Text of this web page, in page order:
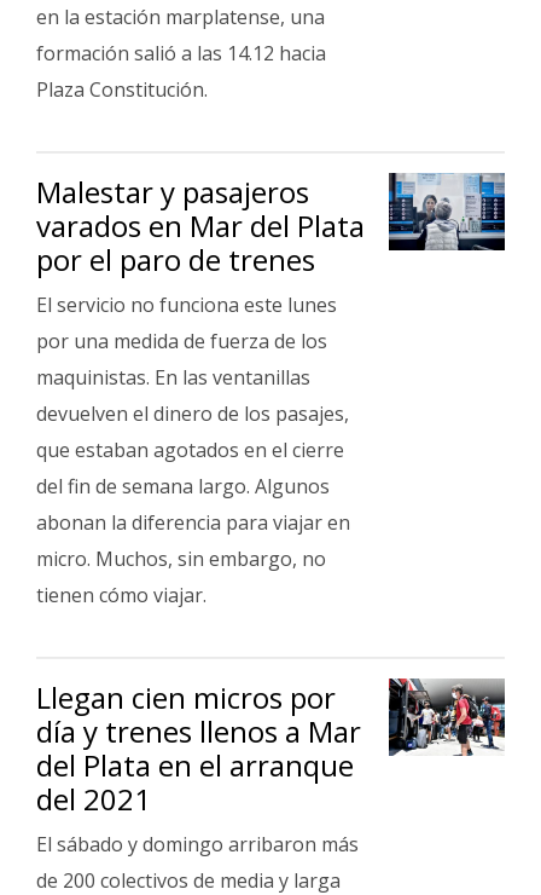
en la estación marplatense, una
formación salió a las 14.12 hacia
Plaza Constitución.
Malestar y pasajeros
varados en Mar del Plata
por el paro de trenes
El servicio no funciona este lunes
por una medida de fuerza de los
maquinistas. En las ventanillas
devuelven el dinero de los pasajes,
que estaban agotados en el cierre
del fin de semana largo. Algunos
abonan la diferencia para viajar en
micro. Muchos, sin embargo, no
tienen cómo viajar.
Llegan cien micros por
día y trenes llenos a Mar
del Plata en el arranque
del 2021
El sábado y domingo arribaron más
de 200 colectivos de media y larga